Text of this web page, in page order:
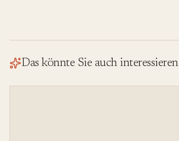
Das könnte Sie auch interessieren